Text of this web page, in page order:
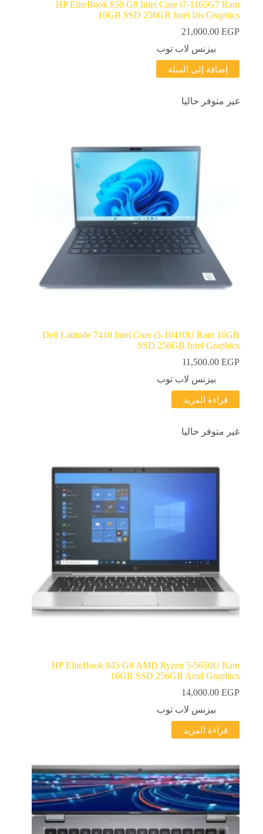
HP EliteBook 850 G8 Intel Core i7-1165G7 Ram
16GB SSD 256GB Intel Iris Graphics
21,000.00 EGP
بيزنس لاب توب
إضافة إلى السلة
غير متوفر حاليا
Dell Latitude 7410 Intel Core i5-10410U Ram 16GB
SSD 256GB Intel Graphics
11,500.00 EGP
بيزنس لاب توب
قراءة المزيد
غير متوفر حاليا
HP EliteBook 845 G8 AMD Ryzen 5-5650U Ram
16GB SSD 256GB Amd Graphics
14,000.00 EGP
بيزنس لاب توب
قراءة المزيد